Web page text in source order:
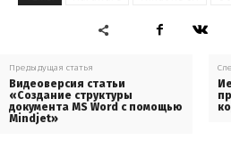
Предыдущая статья
Видеоверсия статьи
«Создание структуры
документа MS Word с помощью
Mindjet»